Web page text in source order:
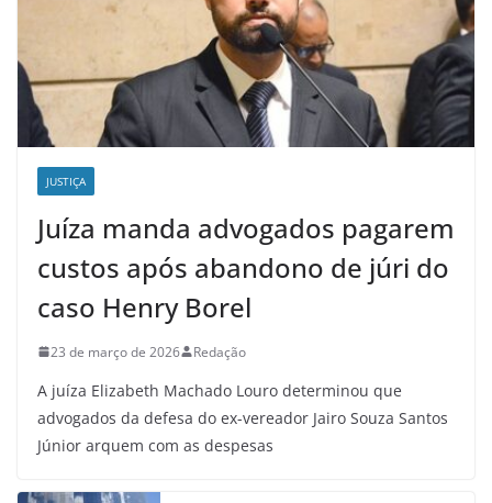
JUSTIÇA
Juíza manda advogados pagarem
custos após abandono de júri do
caso Henry Borel
23 de março de 2026 Redação
A juíza Elizabeth Machado Louro determinou que
advogados da defesa do ex-vereador Jairo Souza Santos
Júnior arquem com as despesas